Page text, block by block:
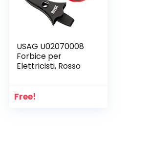
USAG U02070008
Forbice per
Elettricisti, Rosso
Free!